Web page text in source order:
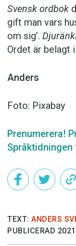
Svensk ordbok
gift man vars
om sig’.
Ordet är belagt
Anders
Foto: Pixabay
Prenumerera!
TEXT: ANDERS
PUBLICERAD